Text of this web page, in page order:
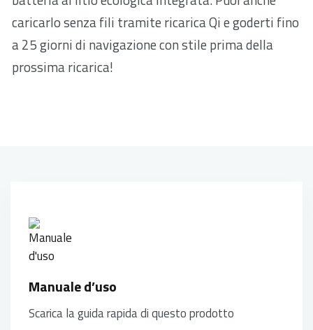
caricarlo senza fili tramite ricarica Qi e goderti fino
a 25 giorni di navigazione con stile prima della
prossima ricarica!
Manuale d’uso
Scarica la guida rapida di questo prodotto